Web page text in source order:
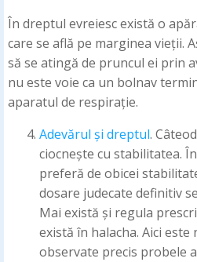
În dreptul evreiesc există o
care se află pe marginea vieții.
să se atingă de pruncul ei prin
nu este voie ca un bolnav
aparatul de respirație.
Adevărul și dreptul.
ciocnește cu stabilitatea.
preferă de obicei
dosare judecate definitiv
Mai există și regula
există în halacha. Aici este
observate precis probele